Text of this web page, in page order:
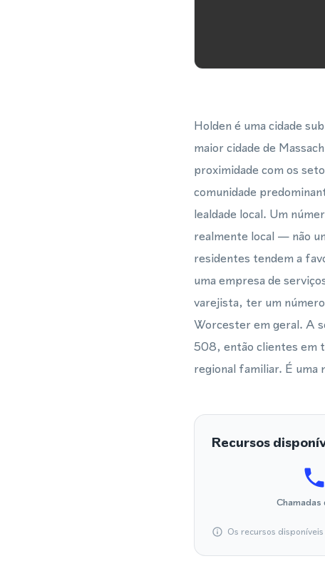
Holden é uma cidade
maior cidade de
proximidade com os
comunidade
lealdade local. Um
realmente local — não
residentes tendem a
uma empresa de
varejista, ter um
Worcester em geral. A
508, então clientes em
regional familiar. É uma
Recursos
Chamadas
Os recursos